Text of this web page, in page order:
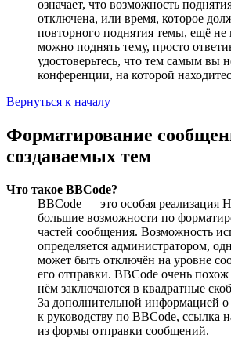
означает, что возможность
отключена, или время, которое
повторного поднятия темы, ещё
можно поднять тему, просто
удостоверьтесь, что тем самым вы
конференции, на которой
Вернуться к началу
Форматирование
создаваемых тем
Что такое BBCode?
BBCode — это особая реализация
большие возможности по
частей сообщения. Возможность
определяется администратором,
может быть отключён на уровне
его отправки. BBCode очень
нём заключаются в квадратные
За дополнительной информацией о
к руководству по BBCode, ссылка
из формы отправки сообщений.